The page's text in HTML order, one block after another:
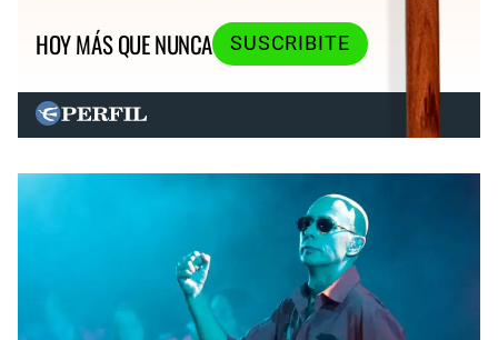
HOY MÁS QUE NUNCA
SUSCRIBITE